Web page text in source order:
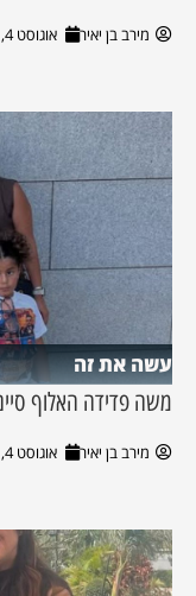
מירב בן יאיר אוגוסט 4, 2026
עשה את זה
משה פדידה האלוף
מירב בן יאיר אוגוסט 4, 2026